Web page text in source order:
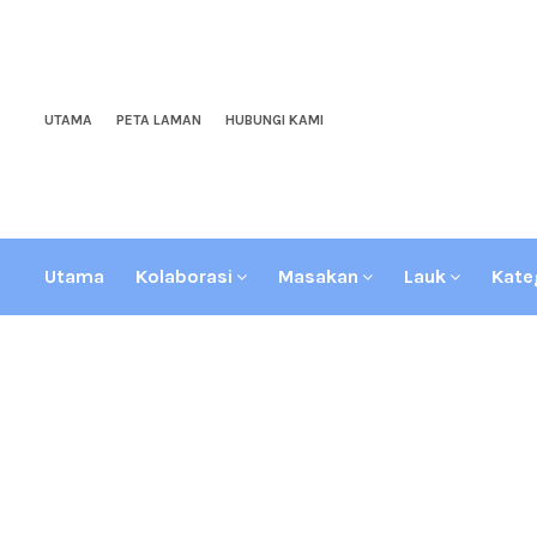
UTAMA PETA LAMAN HUBUNGI KAMI
Utama Kolaborasi Masakan Lauk